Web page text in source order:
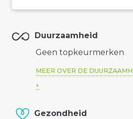
Duurzaamheid
Geen topkeurmerken
MEER OVER DE
Gezondheid